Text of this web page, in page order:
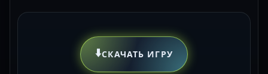
⬇️СКАЧАТЬ ИГРУ